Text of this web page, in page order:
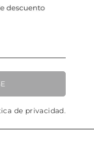
de privacidad.